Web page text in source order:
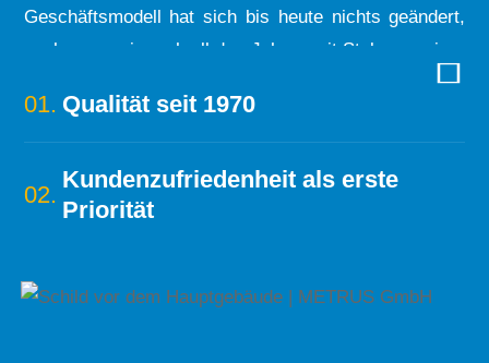
Geschäftsmodell hat sich bis heute nichts geändert,
auch wenn wir nach all den Jahren mit Stolz von einer
Es gab reichlich Zeit und Gelegenheit, die
Herausforderungen zu meistern, die gerade von
Seiten der Armaturenhersteller an uns gestellt
den ersten Vollautomaten für die Serienprüfung von
01. Qualität seit 1970
02.
Kundenzufriedenheit als erste
Priorität